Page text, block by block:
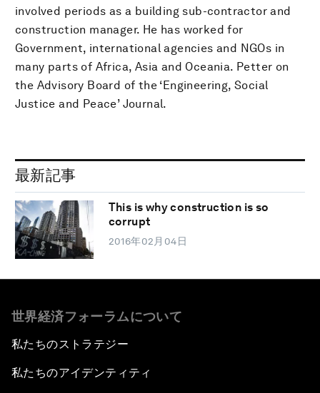
involved periods as a building sub-contractor and
construction manager. He has worked for
Government, international agencies and NGOs in
many parts of Africa, Asia and Oceania. Petter on
the Advisory Board of the ‘Engineering, Social
Justice and Peace’ Journal.
最新記事
This is why construction is so
corrupt
2016年02月04日
世界経済フォーラムについて
私たちのストラテジー
私たちのアイデンティティ